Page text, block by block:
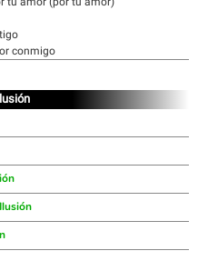
conmigo